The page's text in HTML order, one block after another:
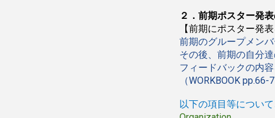
２．前期ポスター発
【前期にポスター発
前期のグループメン
その後、前期の自分
フィードバックの内
（WORKBOOK pp.66-7
以下の項目等につい